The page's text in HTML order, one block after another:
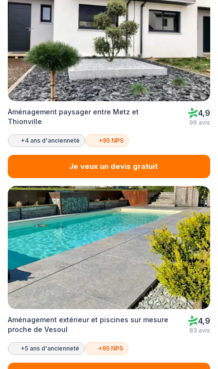
Aménagement paysager entre Metz et
Thionville
4,9
96 avis
+4 ans d'ancienneté +95 NPS
Je veux un devis gratuit
Aménagement extérieur et piscines sur mesure
proche de Vesoul
4,9
83 avis
+5 ans d'ancienneté +95 NPS